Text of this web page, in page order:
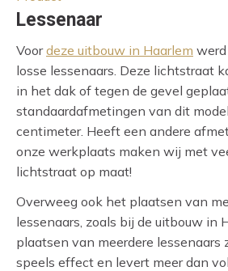
Lessenaar
Voordeze uitbouw in Haarlem
losse lessenaars. Deze lichtstraat
in het dak of tegen de gevel
standaardafmetingen van dit
centimeter. Heeft een andere
onze werkplaats maken wij met
lichtstraat op maat!
Overweeg ook het plaatsen van
lessenaars, zoals bij de uitbouw in
plaatsen van meerdere lessenaars
speels effect en levert meer dan